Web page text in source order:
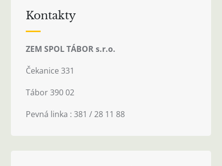
Kontakty
ZEM SPOL TÁBOR s.r.o.
Čekanice 331
Tábor 390 02
Pevná linka : 381 / 28 11 88